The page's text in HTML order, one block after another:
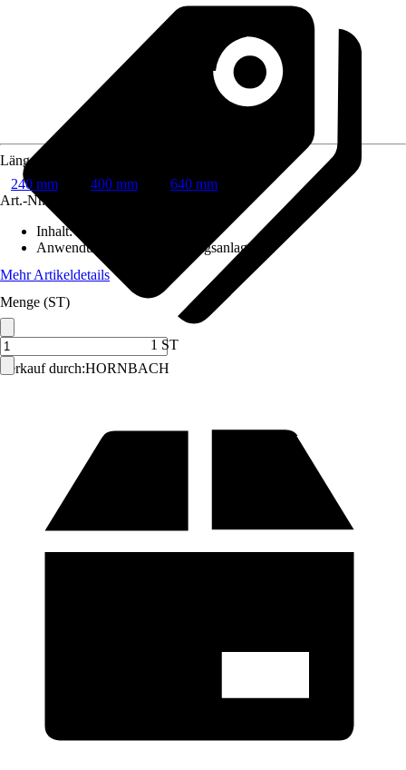
Verkauf durch:HORNBACH
Länge
240 mm
400 mm
640 mm
Art.-Nr.
Inhalt:
Anwendungsbereich
Heizungsanlage
Mehr Artikeldetails
Menge (ST)
1 ST